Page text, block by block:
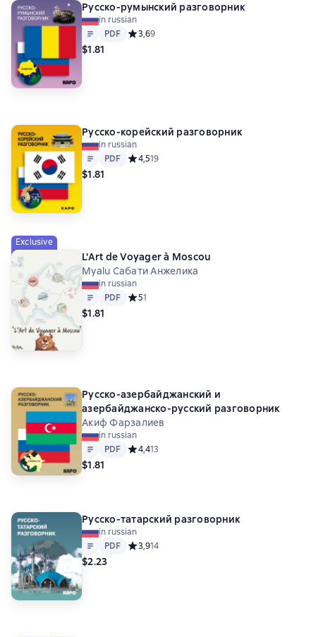
Русско-румынский разговорник
in russian
Text
PDF
PDF Средний рейтинг 3,6 на основе 9 оценок
3,69
$1.81
Русско-корейский разговорник
in russian
Text
PDF
PDF Средний рейтинг 4,5 на основе 19 оценок
4,519
$1.81
Exclusive
L'Art de Voyager à Moscou
Myalu Сабати Анжелика
in russian
Text
PDF
PDF Средний рейтинг 5 на основе 1 оценок
51
$1.81
Русско-азербайджанский и
азербайджанско-русский разговорник
Акиф Фарзалиев
in russian
Text
PDF
PDF Средний рейтинг 4,4 на основе 13 оценок
4,413
$1.81
Русско-татарский разговорник
in russian
Text
PDF
PDF Средний рейтинг 3,9 на основе 14 оценок
3,914
$2.23